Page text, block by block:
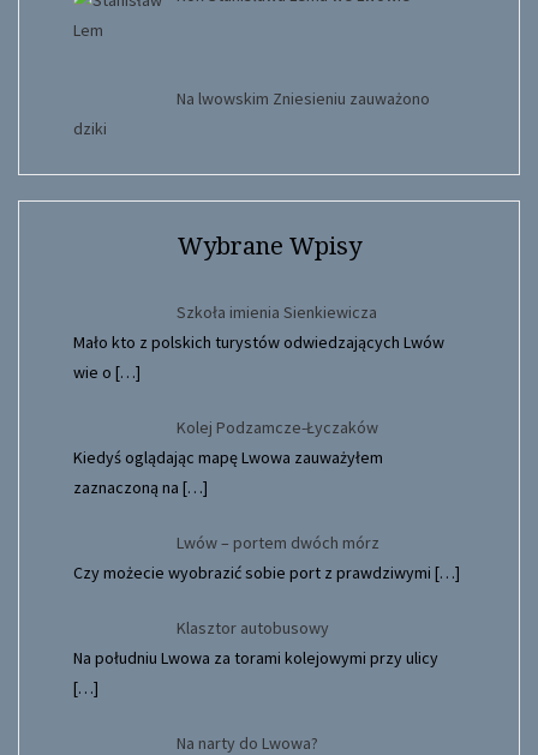
Na lwowskim Zniesieniu zauważono
dziki
Wybrane Wpisy
Szkoła imienia Sienkiewicza
Mało kto z polskich turystów odwiedzających Lwów
wie o […]
Kolej Podzamcze-Łyczaków
Kiedyś oglądając mapę Lwowa zauważyłem
zaznaczoną na […]
Lwów – portem dwóch mórz
Czy możecie wyobrazić sobie port z prawdziwymi […]
Klasztor autobusowy
Na południu Lwowa za torami kolejowymi przy ulicy
[…]
Na narty do Lwowa?